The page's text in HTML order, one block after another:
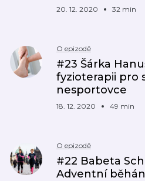
20. 12. 2020 32 min
O epizodě
#23 Šárka
fyzioterapii pro
nesportovce
18. 12. 2020 49 min
O epizodě
#22 Babeta
Adventní